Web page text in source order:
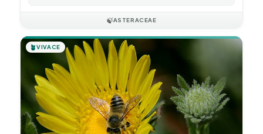
🍃ASTERACEAE
🪴VIVACE